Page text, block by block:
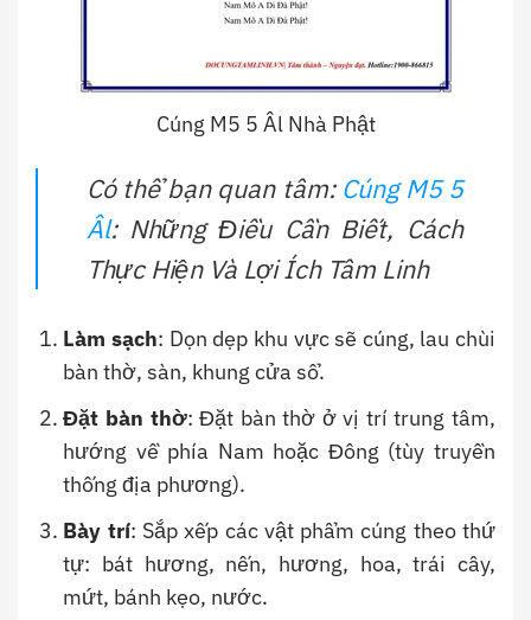
Cúng M5 5 Âl Nhà Phật
Có thể bạn quan tâm: Cúng M5 5
Âl: Những Điều Cần Biết, Cách
Thực Hiện Và Lợi Ích Tâm Linh
Làm sạch: Dọn dẹp khu vực sẽ cúng, lau chùi
bàn thờ, sàn, khung cửa sổ.
Đặt bàn thờ: Đặt bàn thờ ở vị trí trung tâm,
hướng về phía Nam hoặc Đông (tùy truyền
thống địa phương).
Bày trí: Sắp xếp các vật phẩm cúng theo thứ
tự: bát hương, nến, hương, hoa, trái cây,
mứt, bánh kẹo, nước.